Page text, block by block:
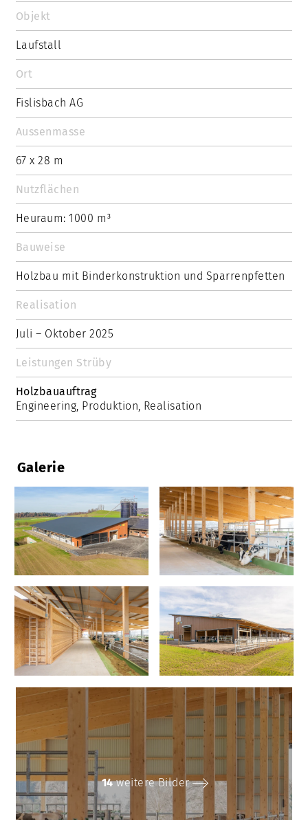
Objekt
Laufstall
Ort
Fislisbach AG
Aussenmasse
67 x 28 m
Nutzflächen
Heuraum: 1000 m³
Bauweise
Holzbau mit Binderkonstruktion und Sparrenpfetten
Realisation
Juli – Oktober 2025
Leistungen Strüby
Holzbauauftrag
Engineering, Produktion, Realisation
Galerie
14weitere Bilder